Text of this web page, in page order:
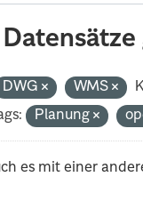
DWG WMS
Planung
es mit einer